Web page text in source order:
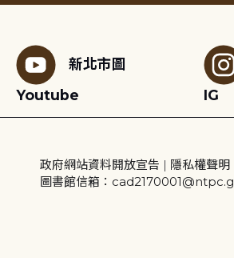
新北市圖
Youtube
IG
政府網站資料開放宣告 | 隱私權聲明
圖書館信箱：